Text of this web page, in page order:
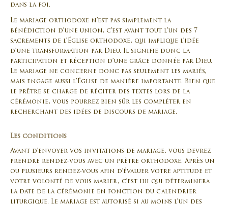
dans la foi.
Le mariage orthodoxe n’est pas simplement la
bénédiction d’une union, c’est avant tout l’un des 7
sacrements de l’Église orthodoxe, qui implique l’idée
d’une transformation par Dieu. Il signifie donc la
participation et réception d’une grâce donnée par Dieu.
Le mariage ne concerne donc pas seulement les mariés,
mais engage aussi l’Église de manière importante. Bien que
le prêtre se charge de réciter des textes lors de la
cérémonie, vous pourrez bien sûr les compléter en
recherchant des idées de discours de mariage.
Les conditions
Avant d’envoyer vos invitations de mariage, vous devrez
prendre rendez-vous avec un prêtre orthodoxe. Après un
ou plusieurs rendez-vous afin d’évaluer votre aptitude et
votre volonté de vous marier, c’est lui qui déterminera
la date de la cérémonie en fonction du calendrier
liturgique. Le mariage est autorisé si au moins l’un des